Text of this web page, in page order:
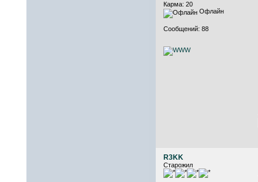
Карма: 20
Офлайн
Сообщений: 88
R3KK
Старожил